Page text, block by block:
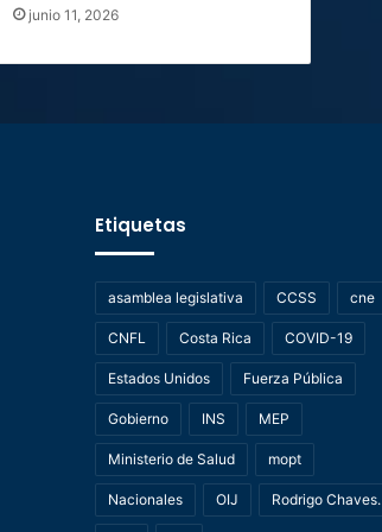
junio 11, 2026
Etiquetas
asamblea legislativa CCSS cne
CNFL Costa Rica COVID-19
Estados Unidos Fuerza Pública
Gobierno INS MEP
Ministerio de Salud mopt
Nacionales OIJ Rodrigo Chaves.